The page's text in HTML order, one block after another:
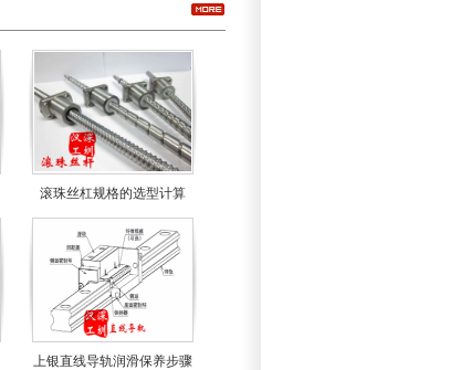
滚珠丝杠规格的选型计算
上银直线导轨润滑保养步骤